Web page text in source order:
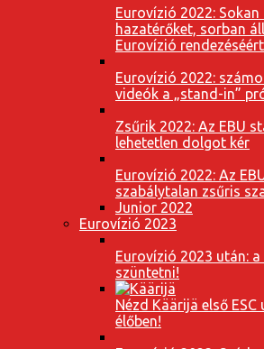
Eurovízió 2022:
hazatérőket, sorban
Eurovízió rendezéséért
Eurovízió 2022:
videók a „stand-in”
Zsűrik 2022: Az EBU
lehetetlen dolgot kér
Eurovízió 2022: Az
szabálytalan zsűris
Junior 2022
Eurovízió 2023
Eurovízió 2023 után:
szüntetni!
Nézd Käärijä első
élőben!